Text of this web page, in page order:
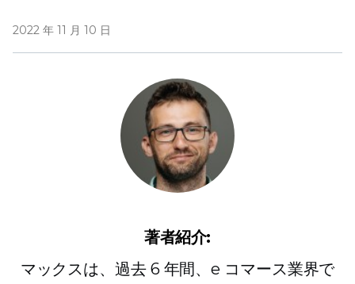
2022 年 11 月 10 日
著者紹介:
マックスは、過去 6 年間、e コマース業界で